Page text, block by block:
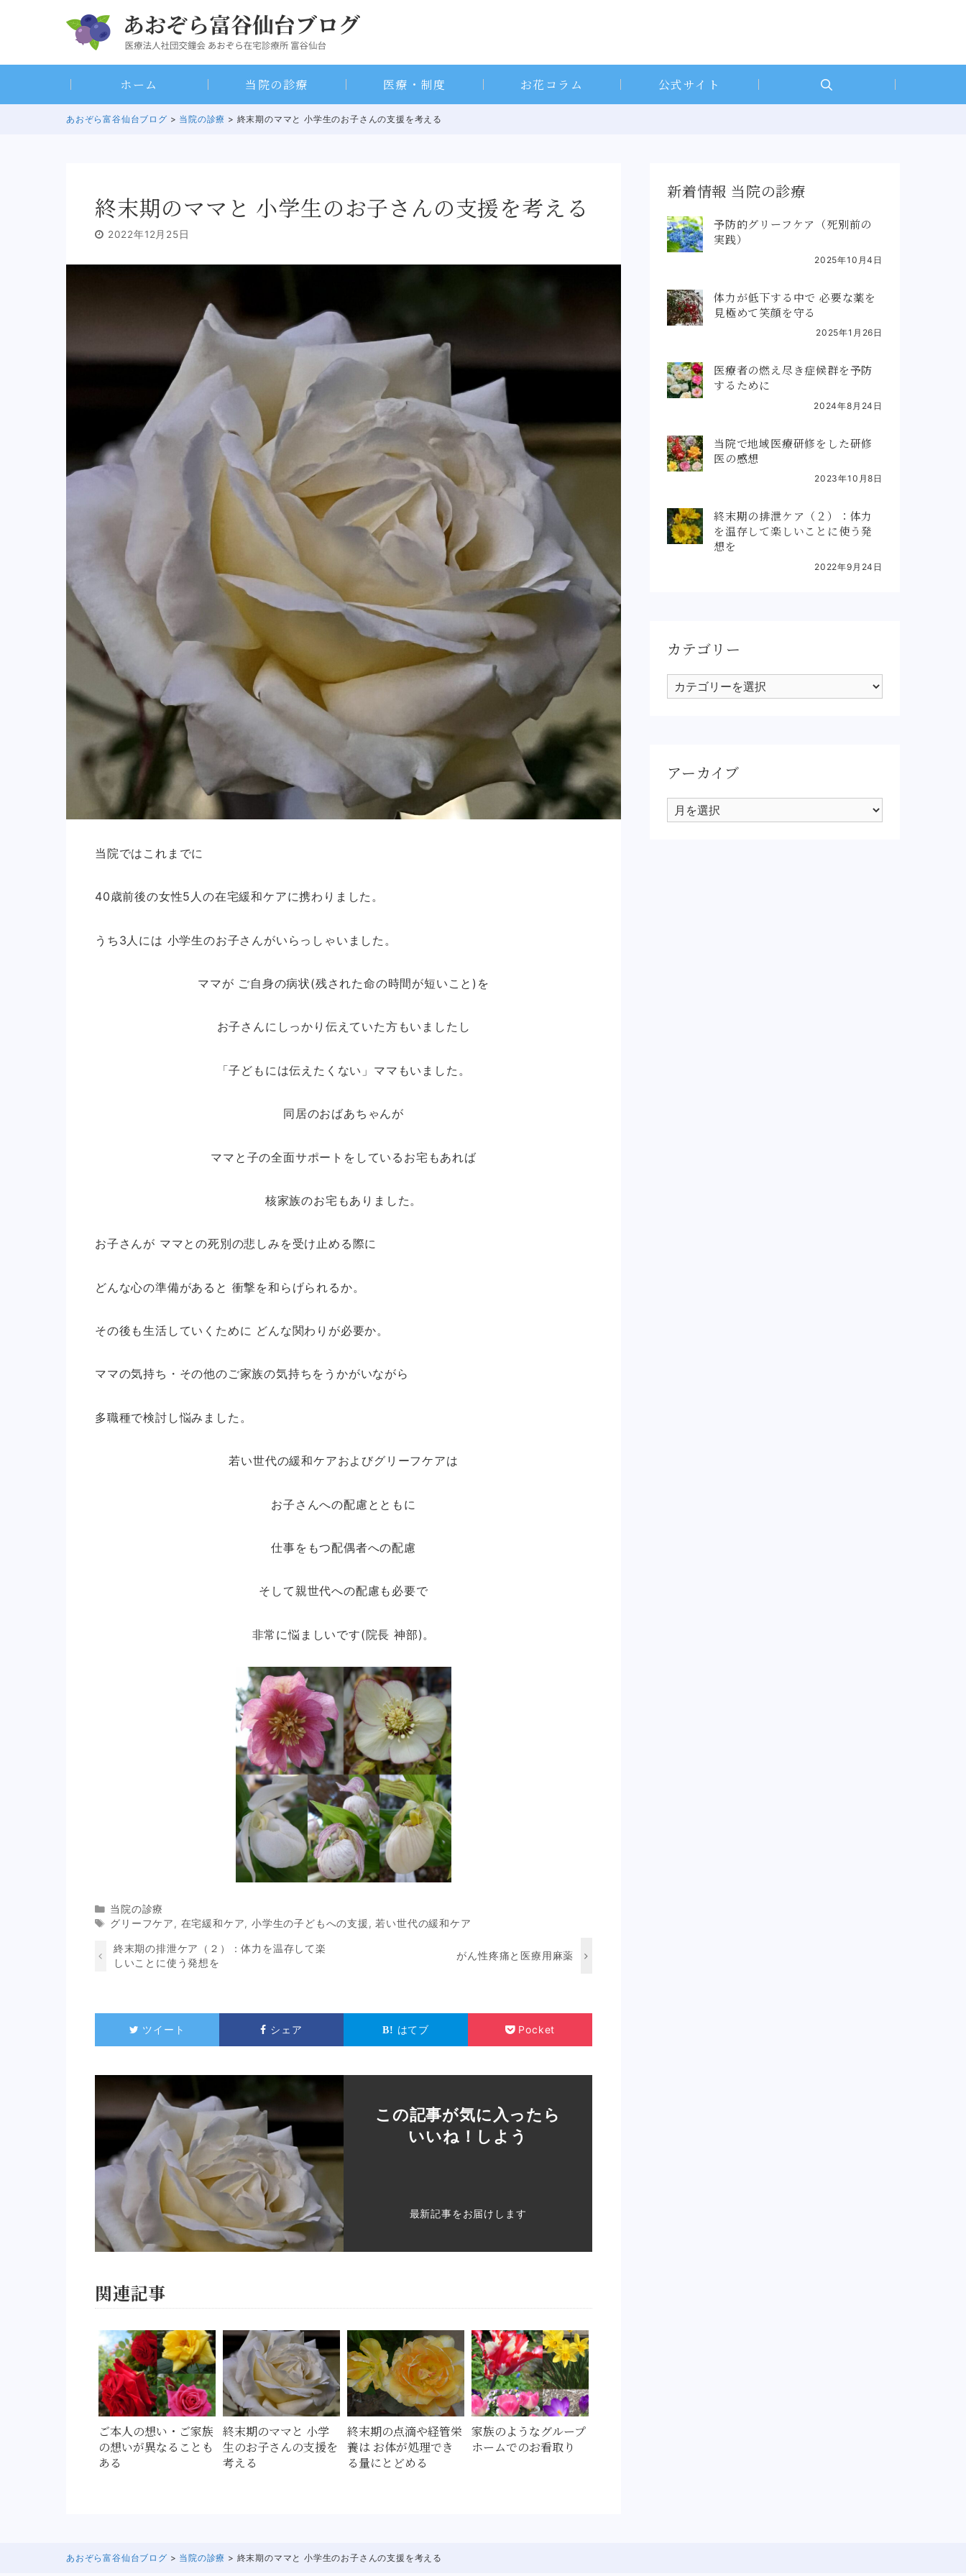
ホーム 当院の診療 医療・制度 お花コラム 公式サイト
あおぞら富谷仙台ブログ > 当院の診療 > 終末期のママと 小学生のお子さんの支援を考える
終末期のママと 小学生のお子さんの支援を考える
2022年12月25日
当院ではこれまでに
40歳前後の女性5人の在宅緩和ケアに携わりました。
うち3人には 小学生のお子さんがいらっしゃいました。
ママが ご自身の病状(残された命の時間が短いこと)を
お子さんにしっかり伝えていた方もいましたし
「子どもには伝えたくない」ママもいました。
同居のおばあちゃんが
ママと子の全面サポートをしているお宅もあれば
核家族のお宅もありました。
お子さんが ママとの死別の悲しみを受け止める際に
どんな心の準備があると 衝撃を和らげられるか。
その後も生活していくために どんな関わりが必要か。
ママの気持ち・その他のご家族の気持ちをうかがいながら
多職種で検討し悩みました。
若い世代の緩和ケアおよびグリーフケアは
お子さんへの配慮とともに
仕事をもつ配偶者への配慮
そして親世代への配慮も必要で
非常に悩ましいです(院長 神部)。
Categories
当院の診療
Tags
グリーフケア, 在宅緩和ケア, 小学生の子どもへの支援,若い世代の緩和ケア
終末期の排泄ケア（２）：体力を温存して楽
しいことに使う発想を
がん性疼痛と医療用麻薬
ツイート シェア はてブ Pocket
この記事が気に入ったら
いいね！しよう
最新記事をお届けします
関連記事
ご本人の想い・ご家族
の想いが異なることも
ある
終末期のママと 小学
生のお子さんの支援を
考える
終末期の点滴や経管栄
養は お体が処理でき
る量にとどめる
家族のようなグループ
ホームでのお看取り
新着情報 当院の診療
予防的グリーフケア（死別前の
実践）
2025年10月4日
体力が低下する中で 必要な薬を
見極めて笑顔を守る
2025年1月26日
医療者の燃え尽き症候群を予防
するために
2024年8月24日
当院で地域医療研修をした研修
医の感想
2023年10月8日
終末期の排泄ケア（２）：体力
を温存して楽しいことに使う発
想を
2022年9月24日
カテゴリー
カ
テ
アーカイブ
ア
ー
あおぞら富谷仙台ブログ > 当院の診療 > 終末期のママと 小学生のお子さんの支援を考える